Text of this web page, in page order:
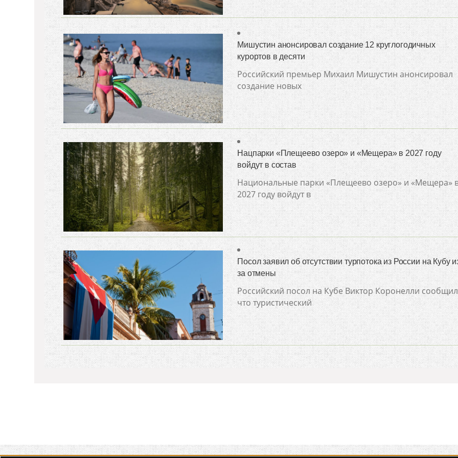
Мишустин анонсировал создание 12 круглогодичных
курортов в десяти
Российский премьер Михаил Мишустин анонсировал
создание новых
Нацпарки «Плещеево озеро» и «Мещера» в 2027 году
войдут в состав
Национальные парки «Плещеево озеро» и «Мещера»
2027 году войдут в
Посол заявил об отсутствии турпотока из России на Кубу
за отмены
Российский посол на Кубе Виктор Коронелли
что туристический